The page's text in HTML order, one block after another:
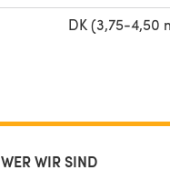
DK (3,75-4,50
WER WIR SIND